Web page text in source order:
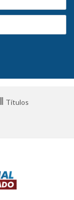
Títulos